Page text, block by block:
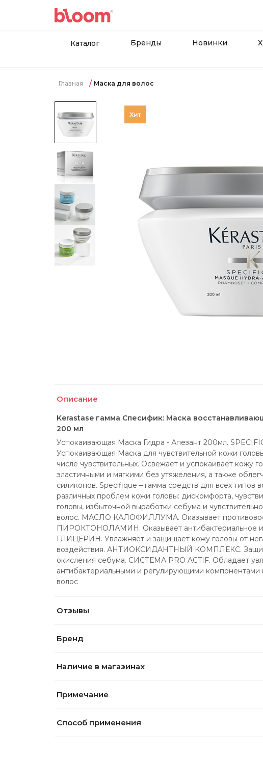
Каталог Бренды Новинки
Главная Маска для волос
Описание
Kerastase гамма Спесифик: Маска
200 мл
Успокаивающая Маска Гидра - Апезант 200мл.
Успокаивающая Маска для чувствительной кожи
числе чувствительных. Освежает и успокаивает кожу
эластичными и мягкими без утяжеления, а также
силиконов. Specifique – гамма средств для всех типов
различных проблем кожи головы: дискомфорта,
головы, избыточной выработки себума и
волос. МАСЛО КАЛОФИЛЛУМА. Оказывает
ПИРОКТОНОЛАМИН. Оказывает антибактериальное и
ГЛИЦЕРИН. Увлажняет и защищает кожу головы от
воздействия. АНТИОКСИДАНТНЫЙ КОМПЛЕКС.
окисления себума. СИСТЕМА PRO ACTIF. Обладает
антибактериальными и регулирующими компонентами
волос
Отзывы
Бренд
Наличие в магазинах
Примечание
Способ применения